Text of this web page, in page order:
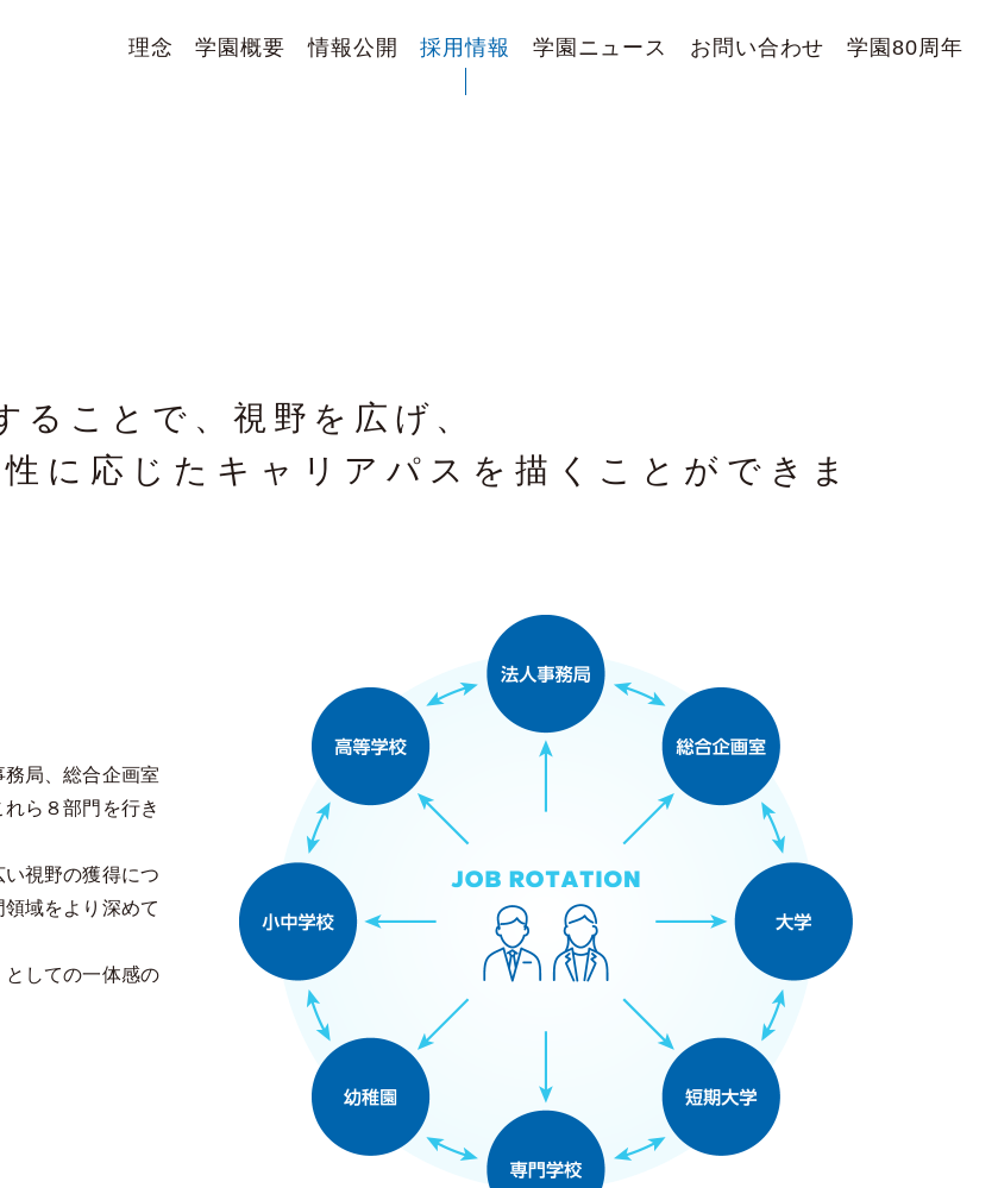
理念 学園概要 情報公開 採用情報 学園ニュース お問い合わせ 学園80周年
ることで、視野を広げ、
に応じたキャリアパスを描くことができま
局、総合企画室
ら８部門を行き
視野の獲得につ
域をより深めて
しての一体感の